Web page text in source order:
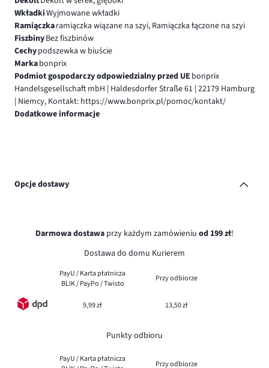
WkładkiWyjmowane wkładki
Ramiączkaramiączka wiązane na szyi, Ramiączka łączone na szyi
FiszbinyBez fiszbinów
Cechypodszewka w biuście
Markabonprix
Podmiot gospodarczy odpowiedzialny przed UE bonprix
Handelsgesellschaft mbH | Haldesdorfer Straße 61 | 22179 Hamburg
| Niemcy, Kontakt: https://www.bonprix.pl/pomoc/kontakt/
Dodatkowe informacje
Opcje dostawy
Darmowa dostawa przy każdym zamówieniu od 199 zł!
Dostawa do domu Kurierem
PayU / Karta płatnicza
BLIK / PayPo / Twisto
Przy odbiorze
9,99 zł 13,50 zł
Punkty odbioru
PayU / Karta płatnicza
Przy odbiorze